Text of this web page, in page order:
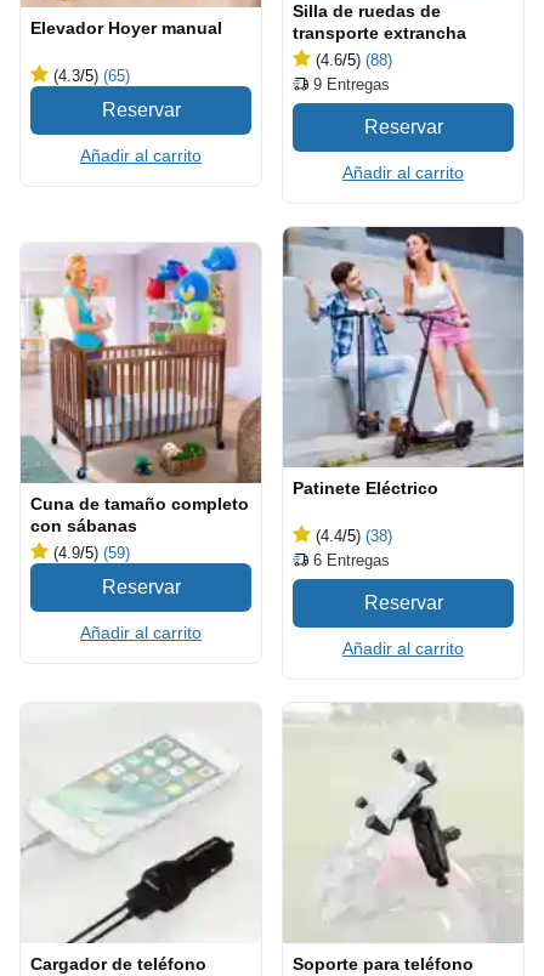
Elevador Hoyer manual
(4.3/5) (65)
Añadir al carrito
Silla de ruedas de
transporte extrancha
(4.6/5) (88)
9 Entregas
Añadir al carrito
Cuna de tamaño completo
con sábanas
(4.9/5) (59)
Añadir al carrito
Patinete Eléctrico
(4.4/5) (38)
6 Entregas
Añadir al carrito
Cargador de teléfono Soporte para teléfono